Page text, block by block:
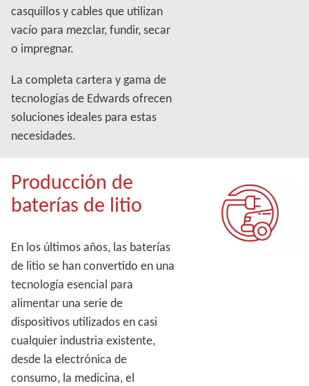
casquillos y cables que utilizan
vacío para mezclar, fundir, secar
o impregnar.
La completa cartera y gama de
tecnologías de Edwards ofrecen
soluciones ideales para estas
necesidades.
Producción de
baterías de litio
En los últimos años, las baterías
de litio se han convertido en una
tecnología esencial para
alimentar una serie de
dispositivos utilizados en casi
cualquier industria existente,
desde la electrónica de
consumo, la medicina, el